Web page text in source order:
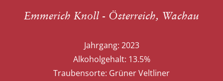
Emmerich Knoll - Österreich, Wachau
Jahrgang: 2023
Alkoholgehalt: 13.5%
Traubensorte: Grüner Veltliner